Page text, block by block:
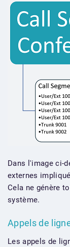
Dans l'image ci-
externes
Cela ne génère
système.
Appels de
Les appels de